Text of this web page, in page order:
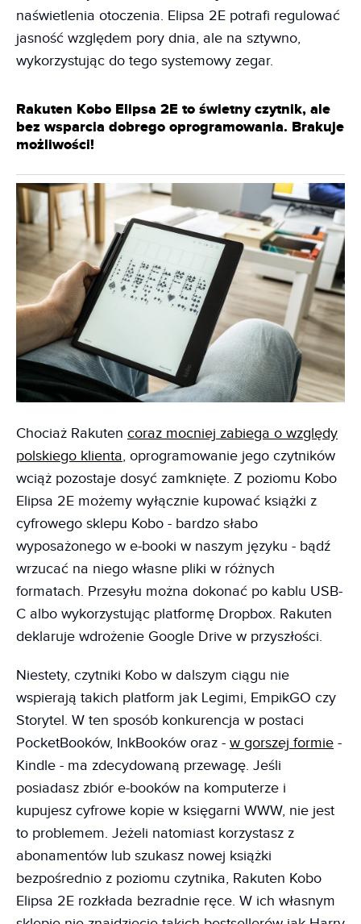
naświetlenia otoczenia. Elipsa 2E potrafi regulować
jasność względem pory dnia, ale na sztywno,
wykorzystując do tego systemowy zegar.
Rakuten Kobo Elipsa 2E to świetny czytnik, ale
bez wsparcia dobrego oprogramowania. Brakuje
możliwości!
Chociaż Rakuten coraz mocniej zabiega o względy
polskiego klienta, oprogramowanie jego czytników
wciąż pozostaje dosyć zamknięte. Z poziomu Kobo
Elipsa 2E możemy wyłącznie kupować książki z
cyfrowego sklepu Kobo - bardzo słabo
wyposażonego w e-booki w naszym języku - bądź
wrzucać na niego własne pliki w różnych
formatach. Przesyłu można dokonać po kablu USB-
C albo wykorzystując platformę Dropbox. Rakuten
deklaruje wdrożenie Google Drive w przyszłości.
Niestety, czytniki Kobo w dalszym ciągu nie
wspierają takich platform jak Legimi, EmpikGO czy
Storytel. W ten sposób konkurencja w postaci
PocketBooków, InkBooków oraz - w gorszej formie -
Kindle - ma zdecydowaną przewagę. Jeśli
posiadasz zbiór e-booków na komputerze i
kupujesz cyfrowe kopie w księgarni WWW, nie jest
to problemem. Jeżeli natomiast korzystasz z
abonamentów lub szukasz nowej książki
bezpośrednio z poziomu czytnika, Rakuten Kobo
Elipsa 2E rozkłada bezradnie ręce. W ich własnym